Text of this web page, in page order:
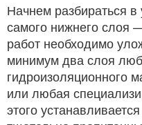
Начнем разбираться в
самого нижнего слоя
работ необходимо
минимум два слоя
гидроизоляционного
или любая
этого